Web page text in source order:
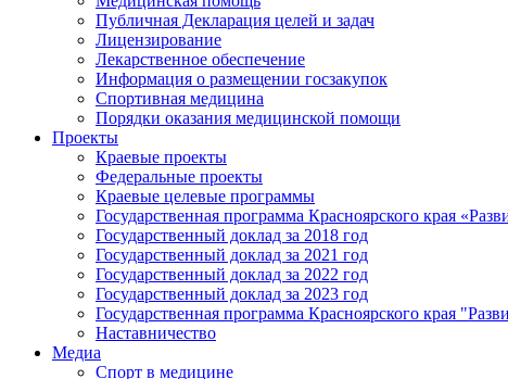
Публичная Декларация целей и задач
Лицензирование
Лекарственное обеспечение
Информация о размещении госзакупок
Спортивная медицина
Порядки оказания медицинской помощи
Проекты
Краевые проекты
Федеральные проекты
Краевые целевые программы
Государственная программа Красноярского края
Государственный доклад за 2018 год
Государственный доклад за 2021 год
Государственный доклад за 2022 год
Государственный доклад за 2023 год
Государственная программа Красноярского края
Наставничество
Медиа
Спорт в медицине